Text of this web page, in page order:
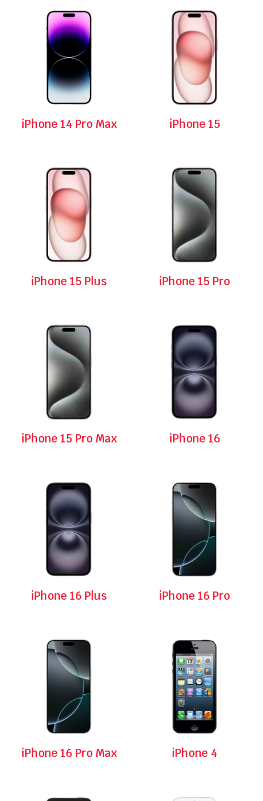
iPhone 14 Pro Max iPhone 15
iPhone 15 Plus iPhone 15 Pro
iPhone 15 Pro Max iPhone 16
iPhone 16 Plus iPhone 16 Pro
iPhone 16 Pro Max iPhone 4